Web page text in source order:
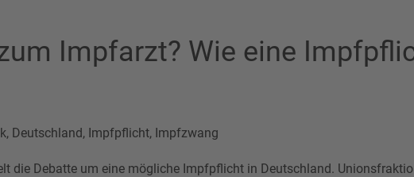
Impfarzt? Wie eine
, Deutschland, Impfpflicht, Impfzwang
die Debatte um eine mögliche Impfpflicht in Deutschland.